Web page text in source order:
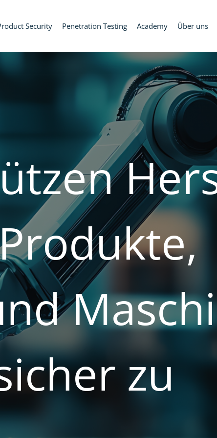
Security Penetration Testing Academy Über uns
zu